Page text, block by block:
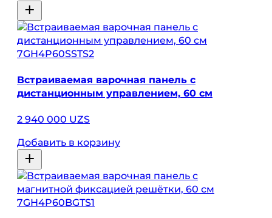
7GH4P60SSTS2
Встраиваемая варочная панель с
дистанционным управлением, 60 см
2 940 000 UZS
Добавить в корзину
7GH4P60BGTS1